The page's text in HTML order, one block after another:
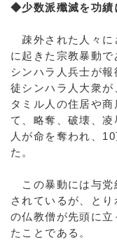
◆少数派殲滅を功績
疎外された人々に
に起きた宗教暴動
シンハラ人兵士が
徒シンハラ人大衆
タミル人の住居や
て、略奪、破壊、
人が命を奪われ、
た。
この暴動には与党
されているが、と
の仏教僧が先頭に
たことである。